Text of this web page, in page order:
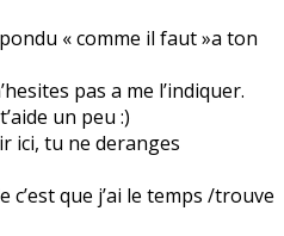
« comme il faut »a ton
pas a me l’indiquer.
un peu :)
ici, tu ne deranges
c’est que j’ai le temps /trouve